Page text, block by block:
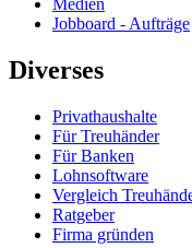
Jobboard - Aufträge
Diverses
Privathaushalte
Für Treuhänder
Für Banken
Lohnsoftware
Vergleich
Ratgeber
Firma gründen